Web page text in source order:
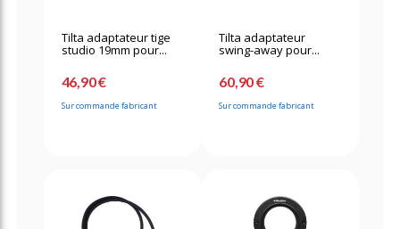
Tilta adaptateur tige
studio 19mm pour...
46,90 €
Sur commande fabricant
Tilta adaptateur
swing-away pour...
60,90 €
Sur commande fabricant